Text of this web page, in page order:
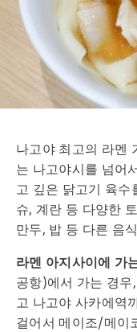
나고야 최고의 라멘
는 나고야시를 넘어
고 깊은 닭고기 육
슈, 계란 등 다양한
만두, 밥 등 다른 음
라멘 아지사이에 가
공항)에서 가는 경
고 나고야 사카에역
걸어서 메이조/메이